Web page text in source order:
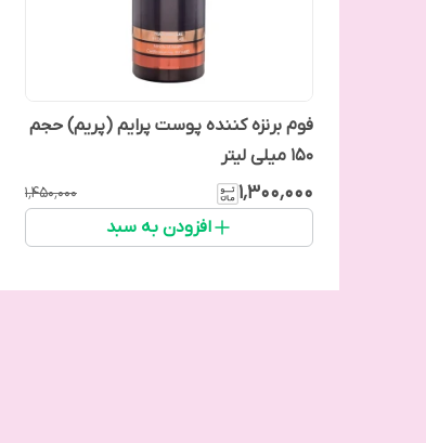
فوم برنزه کننده پوست پرایم (پریم) حجم
150 میلی لیتر
۱٬۳۰۰٬۰۰۰ ۱٬۴۵۰٬۰۰۰
افزودن به سبد